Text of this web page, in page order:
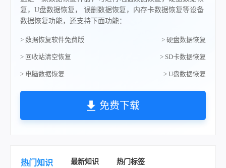
复，U盘数据恢复， 误删数据恢复，内存卡数据恢复等设备
数据恢复功能，还支持下面功能：
> 数据恢复软件免费版 > 硬盘数据恢复
> 回收站清空恢复 > SD卡数据恢复
> 电脑数据恢复 > U盘数据恢复
免费下载
热门知识 最新知识 热门标签